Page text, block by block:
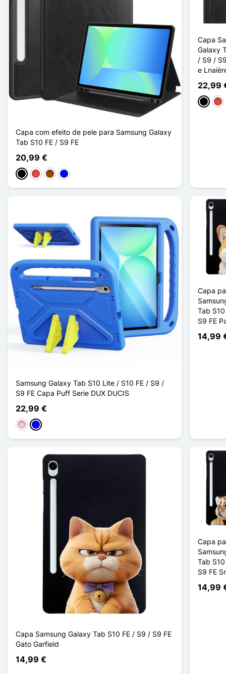
Capa com efeito de pele para Samsung Galaxy
Tab S10 FE / S9 FE
20,99 €
PretoVermelho
Castanho
Azul
Capa
Galaxy
/ S9 /
e
22,99
Preto
Samsung Galaxy Tab S10 Lite / S10 FE / S9 /
S9 FE Capa Puff Serie DUX DUCIS
22,99 €
RosaAzul
Capa
Tab
S9 FE
14,99
Capa Samsung Galaxy Tab S10 FE / S9 / S9 FE
Gato Garfield
14,99 €
Capa
Tab
S9 FE
14,99